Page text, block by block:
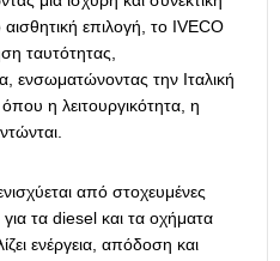
επιλογή, το IVECO
ταυτότητας,
ενσωματώνοντας την Ιταλική
η λειτουργικότητα, η
από στοχευμένες
για τα diesel και τα οχήματα
ενέργεια, απόδοση και